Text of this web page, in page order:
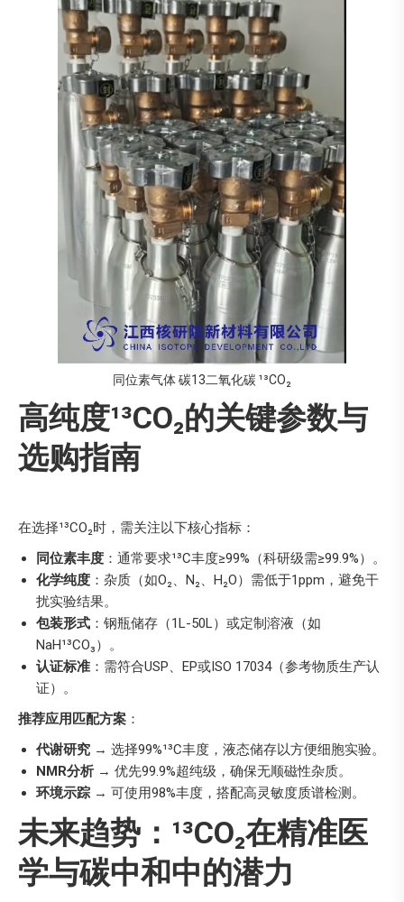
同位素气体 碳13二氧化碳 ¹³CO₂
高纯度¹³CO₂的关键参数与
选购指南
在选择¹³CO₂时，需关注以下核心指标：
同位素丰度 ：通常要求¹³C丰度≥99%（科研级需≥99.9%）。
化学纯度 ：杂质（如O₂、N₂、H₂O）需低于1ppm，避免干
扰实验结果。
包装形式 ：钢瓶储存（1L-50L）或定制溶液（如
NaH¹³CO₃）。
认证标准 ：需符合USP、EP或ISO 17034（参考物质生产认
证）。
推荐应用匹配方案 ：
代谢研究 → 选择99%¹³C丰度，液态储存以方便细胞实验。
NMR分析 → 优先99.9%超纯级，确保无顺磁性杂质。
环境示踪 → 可使用98%丰度，搭配高灵敏度质谱检测。
未来趋势：¹³CO₂在精准医
学与碳中和中的潜力